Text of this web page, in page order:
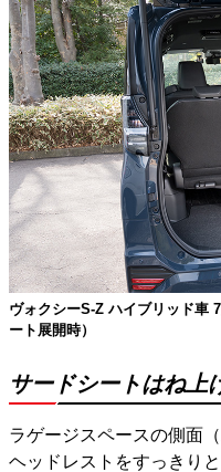
ヴォクシーS-Z ハイブリッド車
ート展開時）
サードシートはね上
ラゲージスペースの側面
ヘッドレストをすっきり